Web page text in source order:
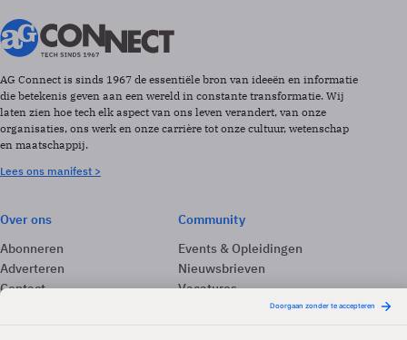
AG Connect is sinds 1967 de essentiële bron van ideeën en informatie
die betekenis geven aan een wereld in constante transformatie. Wij
laten zien hoe tech elk aspect van ons leven verandert, van onze
organisaties, ons werk en onze carrière tot onze cultuur, wetenschap
en maatschappij.
Lees ons manifest >
Over ons
Abonneren
Adverteren
Contact
Community
Events & Opleidingen
Nieuwsbrieven
Vacatures